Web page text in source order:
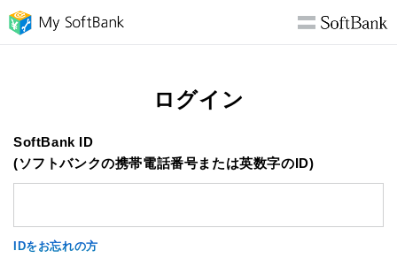
ログイン
SoftBank ID
(ソフトバンクの携帯電話番号または英数字のID)
IDをお忘れの方